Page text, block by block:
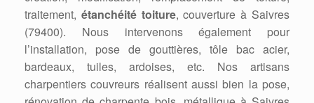
traitement, étanchéité toiture, couverture à Saivres
(79400). Nous intervenons également pour
l’installation, pose de gouttières, tôle bac acier,
bardeaux, tuiles, ardoises, etc. Nos artisans
charpentiers couvreurs réalisent aussi bien la pose,